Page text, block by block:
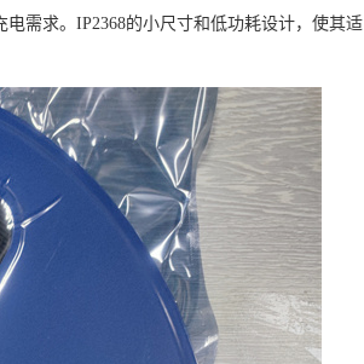
需求。IP2368的小尺寸和低功耗设计，使其适